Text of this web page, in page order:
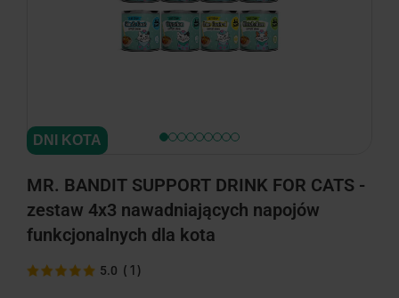
DNI KOTA
MR. BANDIT SUPPORT DRINK FOR CATS -
zestaw 4x3 nawadniających napojów
funkcjonalnych dla kota
5.0 ( 1 )